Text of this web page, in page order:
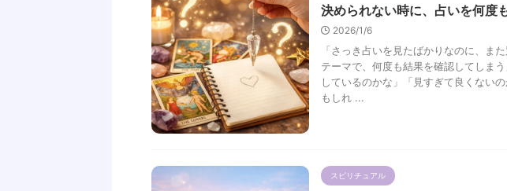
決められない時に、占いを何度
2026/1/6
「さっき占いを見たばかりなのに、ま
テーマで、何度も結果を確認してしま
しているのかな」「見すぎて良くない
もしれ ...
スピリチュアル